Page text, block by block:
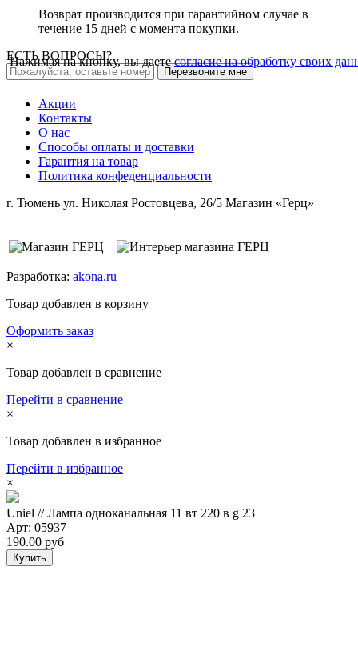
Возврат производится при гарантийном случае в
течение 15 дней с момента покупки.
ЕСТЬ ВОПРОСЫ?
Перезвоните мне
Нажимая на кнопку, вы даетесогласие на обработку своих
Акции
Контакты
О нас
Способы оплаты и доставки
Гарантия на товар
Политика конфеденциальности
г. Тюмень ул. Николая Ростовцева, 26/5 Магазин «Герц»
Разработка: akona.ru
Товар добавлен в корзину
Оформить заказ
×
Товар добавлен в сравнение
Перейти в сравнение
×
Товар добавлен в избранное
Перейти в избранное
×
Uniel // Лампа одноканальная 11 вт 220 в g 23
Арт: 05937
190.00 руб
Купить